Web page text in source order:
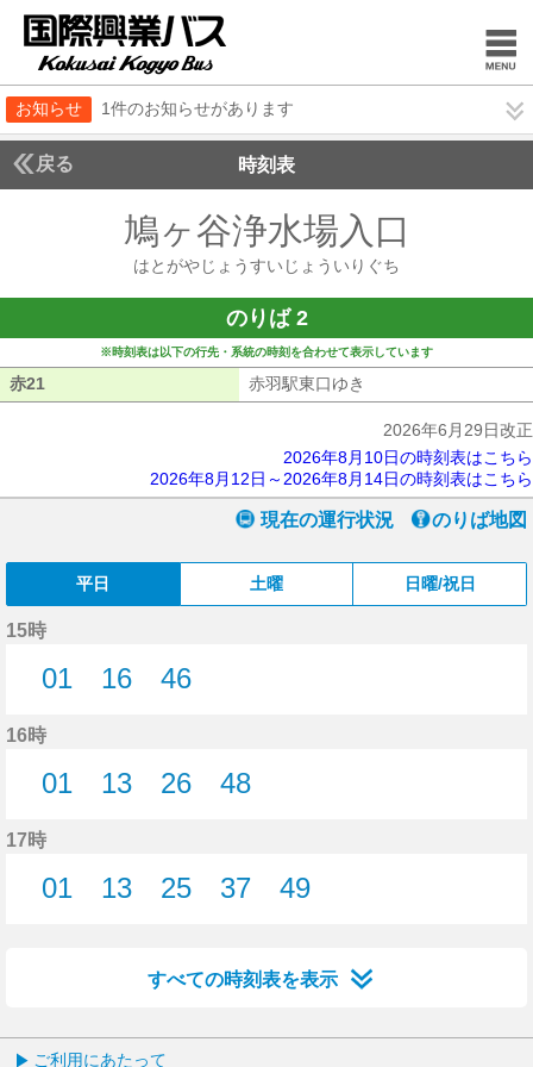
お知らせ 1件のお知らせがあります
戻る 時刻表
鳩ヶ谷浄水場入口
はとがやじょうすいじょういりぐち
のりば 2
※時刻表は以下の行先・系統の時刻を合わせて表示しています
赤21 赤羽駅東口ゆき
2026年6月29日改正
2026年8月10日の時刻表はこちら
2026年8月12日～2026年8月14日の時刻表はこちら
現在の運行状況 のりば地図
平日 土曜 日曜/祝日
15時
01
16
46
16時
01
13
26
48
17時
01
13
25
37
49
すべての時刻表を表示
ご利用にあたって